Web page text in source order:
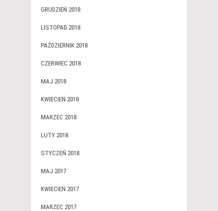
GRUDZIEŃ 2018
LISTOPAD 2018
PAŹDZIERNIK 2018
CZERWIEC 2018
MAJ 2018
KWIECIEŃ 2018
MARZEC 2018
LUTY 2018
STYCZEŃ 2018
MAJ 2017
KWIECIEŃ 2017
MARZEC 2017